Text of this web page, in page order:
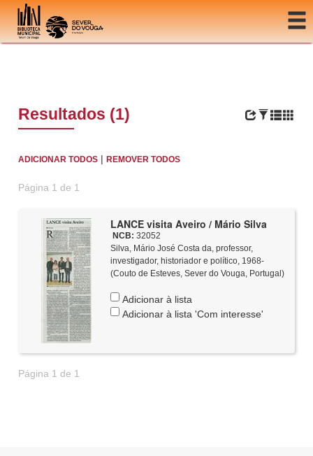
Ir para o conteúdo
Resultados (1)
ADICIONAR TODOS |REMOVER TODOS
Página 1 de 1
LANCE visita Aveiro / Mário Silva
NCB: 32052
Silva, Mário José Costa da, professor,
investigador, historiador e político, 1968-
(Couto de Esteves, Sever do Vouga, Portugal)
Adicionar à lista
Adicionar à lista 'Com interesse'
Página 1 de 1